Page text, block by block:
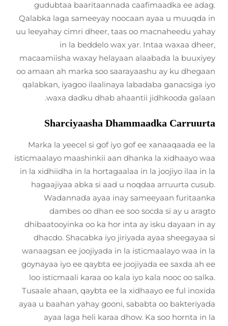
gudubtaa baaritaannada caafimaadka ee adag.
Qalabka laga sameeyay noocaan ayaa u muuqda in
uu leeyahay cimri dheer, taas oo macnaheedu yahay
in la beddelo wax yar. Intaa waxaa dheer,
macaamiisha waxay helayaan alaabada la buuxiyey
oo amaan ah marka soo saarayaashu ay ku dhegaan
qalabkan, iyagoo ilaalinaya labadaba ganacsiga iyo
waxa dadku dhab ahaantii jidhkooda galaan.
Sharciyaasha Dhammaadka Carruurta
Marka la yeecel si gof iyo gof ee xanaaqaada ee la
isticmaalayo maashinkii aan dhanka la xidhaayo waa
in la xidhiidha in la hortagaalaa in la joojiyo ilaa in la
hagaajiyaa abka si aad u noqdaa arruurta cusub.
Wadannada ayaa inay sameeyaan furitaanka
dambes oo dhan ee soo socda si ay u aragto
dhibaatooyinka oo ka hor inta ay isku dayaan in ay
dhacdo. Shacabka iyo jiriyada ayaa sheegayaa si
wanaagsan ee joojiyada in la isticmaalayo waa in la
goynayaa iyo ee qaybta ee joojiyada ee saxda ah ee
loo isticmaali karaa oo kala iyo kala nooc oo salka.
Tusaale ahaan, qaybta ee la xidhaayo ee ful inoxida
ayaa u baahan yahay gooni, sababta oo bakteriyada
ayaa laga heli karaa dhow. Ka soo hornta in la